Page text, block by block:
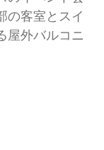
の客室とスイ
屋外バルコニ